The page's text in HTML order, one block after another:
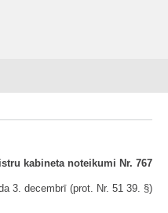
kabineta noteikumi Nr. 767
3. decembrī (prot. Nr. 51 39. §)